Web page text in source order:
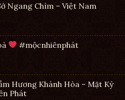
Ngang Chìm – Việt Nam
#mộcnhiênphát
Hương Khánh Hòa – Mặt Kỳ
Phát